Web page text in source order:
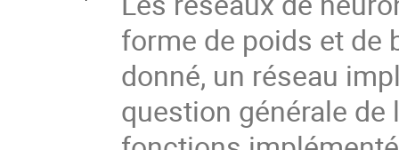
forme de poids et de
donné, un réseau
question générale